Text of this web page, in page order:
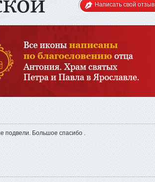
Написать свой отзыв
подвели. Большое спасибо .